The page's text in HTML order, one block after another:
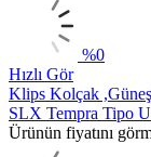
%0
Hızlı Gör
Klips Kolçak
SLX Tempra Tipo
Ürünün fiyatını